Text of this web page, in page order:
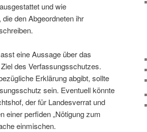
und wie
den Abgeordneten ihr
eine Aussage über das
des Verfassungsschutzes.
Erklärung abgibt, sollte
sein. Eventuell könnte
der für Landesverrat und
einer perfiden „Nötigung zum
einmischen.